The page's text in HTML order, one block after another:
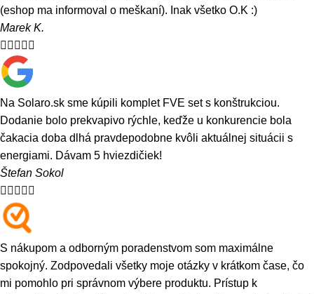
(eshop ma informoval o meškaní). Inak všetko O.K :)
Marek K.
    
Na Solaro.sk sme kúpili komplet FVE set s konštrukciou.
Dodanie bolo prekvapivo rýchle, keďže u konkurencie bola
čakacia doba dlhá pravdepodobne kvôli aktuálnej situácii s
energiami. Dávam 5 hviezdičiek!
Štefan Sokol
    
S nákupom a odborným poradenstvom som maximálne
spokojný. Zodpovedali všetky moje otázky v krátkom čase, čo
mi pomohlo pri správnom výbere produktu. Prístup k